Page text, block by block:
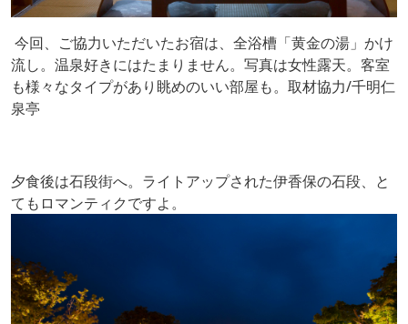
今回、ご協力いただいたお宿は、全浴槽「黄金の湯」かけ
流し。温泉好きにはたまりません。写真は女性露天。客室
も様々なタイプがあり眺めのいい部屋も。取材協力/千明仁
泉亭
夕食後は石段街へ。ライトアップされた伊香保の石段、と
てもロマンティクですよ。